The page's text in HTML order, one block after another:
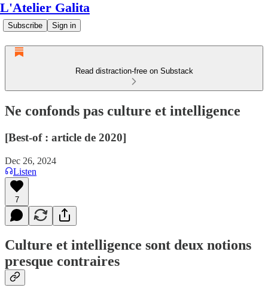
L'Atelier Galita
Subscribe Sign in
Read distraction-free on Substack
Ne confonds pas culture et intelligence
[Best-of : article de 2020]
Dec 26, 2024
Listen
7
Culture et intelligence sont deux notions
presque contraires